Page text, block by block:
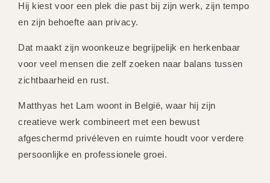
Hij kiest voor een plek die past bij zijn werk, zijn tempo
en zijn behoefte aan privacy.
Dat maakt zijn woonkeuze begrijpelijk en herkenbaar
voor veel mensen die zelf zoeken naar balans tussen
zichtbaarheid en rust.
Matthyas het Lam woont in België, waar hij zijn
creatieve werk combineert met een bewust
afgeschermd privéleven en ruimte houdt voor verdere
persoonlijke en professionele groei.